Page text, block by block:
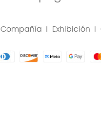
Compañía | Exhibición |